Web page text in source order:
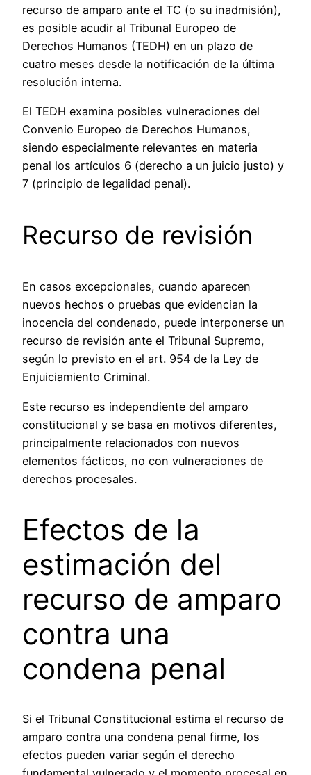
recurso de amparo ante el TC (o su inadmisión),
es posible acudir al Tribunal Europeo de
Derechos Humanos (TEDH) en un plazo de
cuatro meses desde la notificación de la última
resolución interna.
El TEDH examina posibles vulneraciones del
Convenio Europeo de Derechos Humanos,
siendo especialmente relevantes en materia
penal los artículos 6 (derecho a un juicio justo) y
7 (principio de legalidad penal).
Recurso de revisión
En casos excepcionales, cuando aparecen
nuevos hechos o pruebas que evidencian la
inocencia del condenado, puede interponerse un
recurso de revisión ante el Tribunal Supremo,
según lo previsto en el art. 954 de la Ley de
Enjuiciamiento Criminal.
Este recurso es independiente del amparo
constitucional y se basa en motivos diferentes,
principalmente relacionados con nuevos
elementos fácticos, no con vulneraciones de
derechos procesales.
Efectos de la
estimación del
recurso de amparo
contra una
condena penal
Si el Tribunal Constitucional estima el recurso de
amparo contra una condena penal firme, los
efectos pueden variar según el derecho